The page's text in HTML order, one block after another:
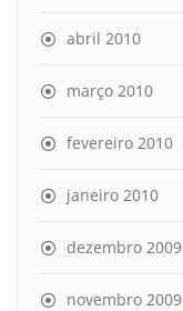
abril 2010
março 2010
fevereiro 2010
janeiro 2010
dezembro 2009
novembro 2009